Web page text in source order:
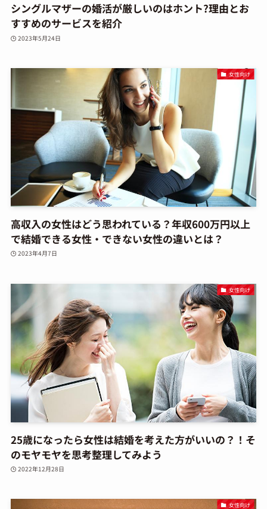
シングルマザーの婚活が厳しいのはホント?理由とお
すすめのサービスを紹介
2023年5月24日
女性向け
高収入の女性はどう思われている？年収600万円以上
で結婚できる女性・できない女性の違いとは？
2023年4月7日
女性向け
25歳になったら女性は結婚を考えた方がいいの？！そ
のモヤモヤを思考整理してみよう
2022年12月28日
女性向け